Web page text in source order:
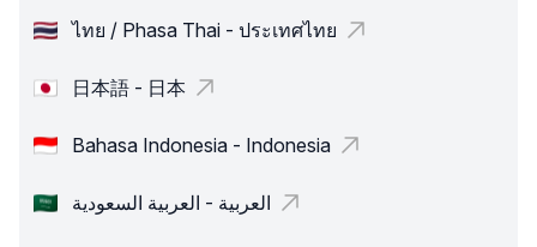
ไทย / Phasa Thai - ประเทศไทย
日本語 - 日本
Bahasa Indonesia - Indonesia
العربية - العربية السعودية